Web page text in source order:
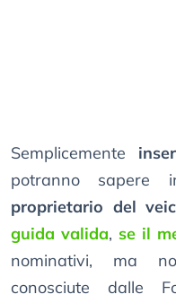
Semplicemente
potranno sapere
proprietario del
guida valida, se il
nominativi, ma
conosciute dalle